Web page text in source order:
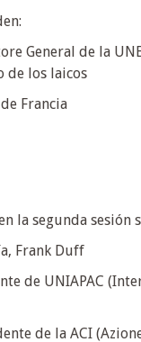
General de la
de los laicos
Francia
la segunda sesión
Frank Duff
de UNIAPAC
de la ACI